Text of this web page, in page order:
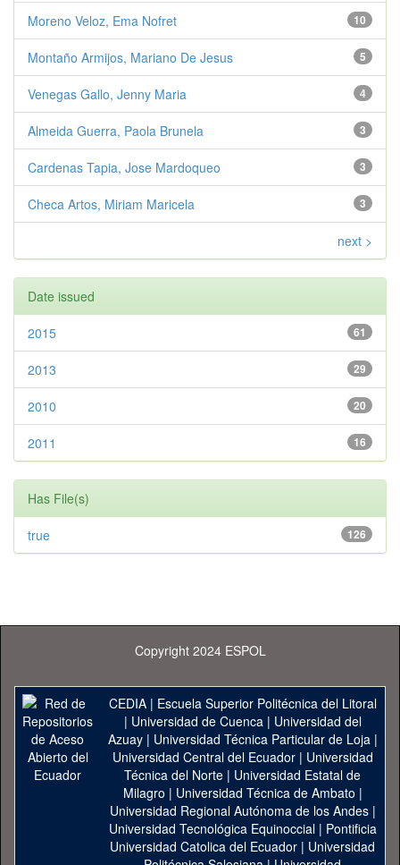
10
Moreno Veloz, Ema Nofret
5
Montaño Armijos, Mariano De Jesus
4
Venegas Gallo, Jenny Maria
3
Almeida Guerra, Paola Brunela
3
Cardenas Tapia, Jose Mardoqueo
3
Checa Artos, Miriam Maricela
next >
Date issued
61
2015
29
2013
20
2010
16
2011
Has File(s)
126
true
Copyright 2024 ESPOL
CEDIA| Escuela Superior Politécnica del Litoral
| Universidad de Cuenca| Universidad del
Azuay| Universidad Técnica Particular de Loja|
Universidad Central del Ecuador| Universidad
Técnica del Norte | Universidad Estatal de
Milagro | Universidad Técnica de Ambato |
Universidad Regional Autónoma de los Andes|
Universidad Tecnológica Equinoccial| Pontificia
Universidad Catolica del Ecuador | Universidad